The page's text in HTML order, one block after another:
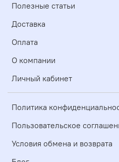
Полезные статьи
Доставка
Оплата
О компании
Личный кабинет
Политика
Пользовательское
Условия обмена и возврата